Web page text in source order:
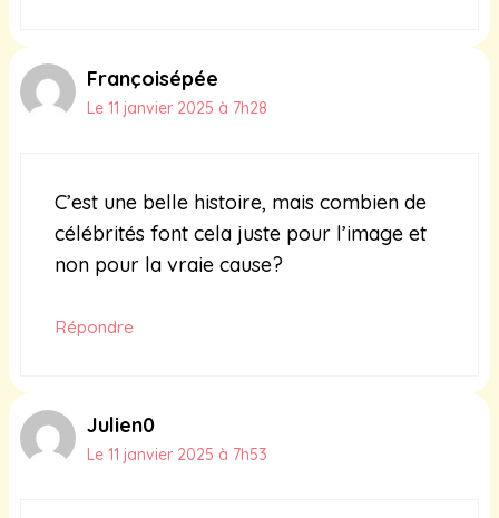
Françoisépée
Le 11 janvier 2025 à 7h28
C’est une belle histoire, mais combien de
célébrités font cela juste pour l’image et
non pour la vraie cause?
Répondre
Julien0
Le 11 janvier 2025 à 7h53